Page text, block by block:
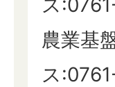
ス
農業基
ス